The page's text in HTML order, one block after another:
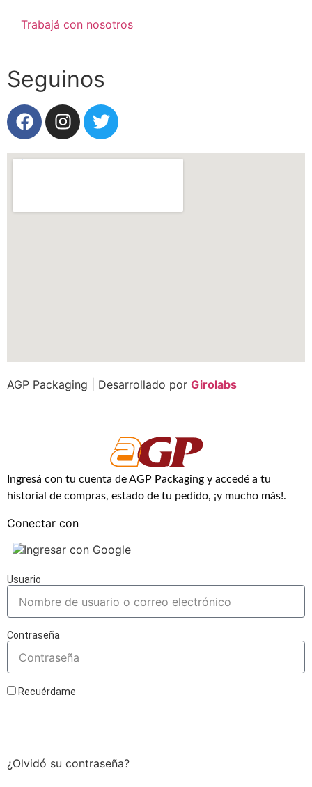
Trabajá con nosotros
Seguinos
AGP Packaging | Desarrollado por Girolabs
Ingresá con tu cuenta de AGP Packaging y accedé a tu
historial de compras, estado de tu pedido, ¡y mucho más!.
Conectar con
Ingresar con Google
Usuario
Contraseña
Recuérdame
¿Olvidó su contraseña?